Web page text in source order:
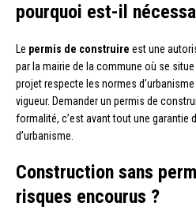
pourquoi est-il
Le permis de construire est une
par la mairie de la commune où se
projet respecte les normes
vigueur. Demander un permis de
formalité, c’est avant tout une garantie
d’urbanisme.
Construction sans
risques encourus ?